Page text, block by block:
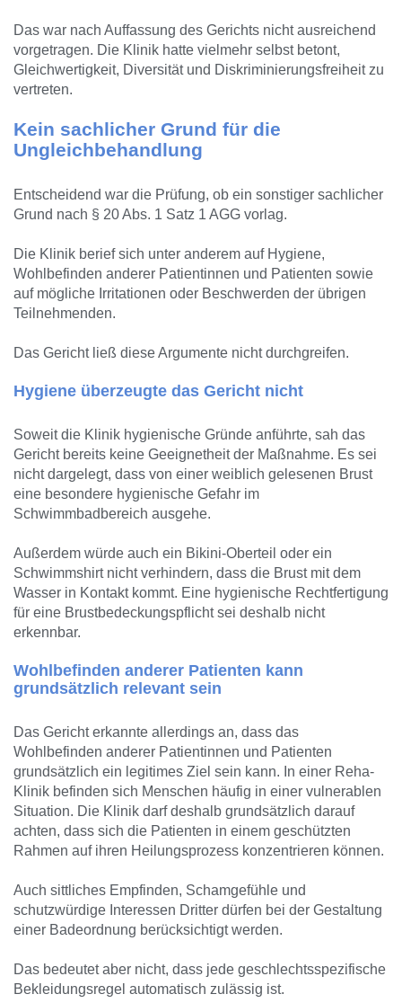
Das war nach Auffassung des Gerichts nicht ausreichend
vorgetragen. Die Klinik hatte vielmehr selbst betont,
Gleichwertigkeit, Diversität und Diskriminierungsfreiheit zu
vertreten.
Kein sachlicher Grund für die
Ungleichbehandlung
Entscheidend war die Prüfung, ob ein sonstiger sachlicher
Grund nach § 20 Abs. 1 Satz 1 AGG vorlag.
Die Klinik berief sich unter anderem auf Hygiene,
Wohlbefinden anderer Patientinnen und Patienten sowie
auf mögliche Irritationen oder Beschwerden der übrigen
Teilnehmenden.
Das Gericht ließ diese Argumente nicht durchgreifen.
Hygiene überzeugte das Gericht nicht
Soweit die Klinik hygienische Gründe anführte, sah das
Gericht bereits keine Geeignetheit der Maßnahme. Es sei
nicht dargelegt, dass von einer weiblich gelesenen Brust
eine besondere hygienische Gefahr im
Schwimmbadbereich ausgehe.
Außerdem würde auch ein Bikini-Oberteil oder ein
Schwimmshirt nicht verhindern, dass die Brust mit dem
Wasser in Kontakt kommt. Eine hygienische Rechtfertigung
für eine Brustbedeckungspflicht sei deshalb nicht
erkennbar.
Wohlbefinden anderer Patienten kann
grundsätzlich relevant sein
Das Gericht erkannte allerdings an, dass das
Wohlbefinden anderer Patientinnen und Patienten
grundsätzlich ein legitimes Ziel sein kann. In einer Reha-
Klinik befinden sich Menschen häufig in einer vulnerablen
Situation. Die Klinik darf deshalb grundsätzlich darauf
achten, dass sich die Patienten in einem geschützten
Rahmen auf ihren Heilungsprozess konzentrieren können.
Auch sittliches Empfinden, Schamgefühle und
schutzwürdige Interessen Dritter dürfen bei der Gestaltung
einer Badeordnung berücksichtigt werden.
Das bedeutet aber nicht, dass jede geschlechtsspezifische
Bekleidungsregel automatisch zulässig ist.